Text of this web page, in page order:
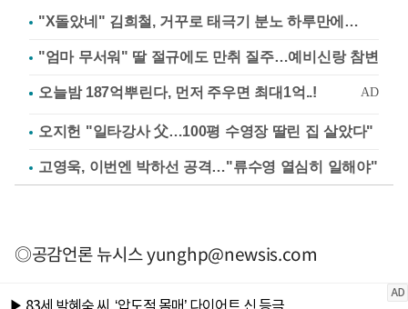
"X돌았네" 김희철, 거꾸로 태극기 분노 하루만에…
"엄마 무서워" 딸 절규에도 만취 질주…예비신랑 참변
오지헌 "일타강사 父…100평 수영장 딸린 집 살았다"
고영욱, 이번엔 박하선 공격…"류수영 열심히 일해야"
◎공감언론 뉴시스yunghp@newsis.com